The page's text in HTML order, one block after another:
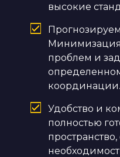
высокие
проблем и
координации.
Удобство и
полностью